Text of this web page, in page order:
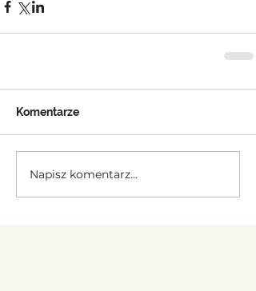
Komentarze
Napisz komentarz...